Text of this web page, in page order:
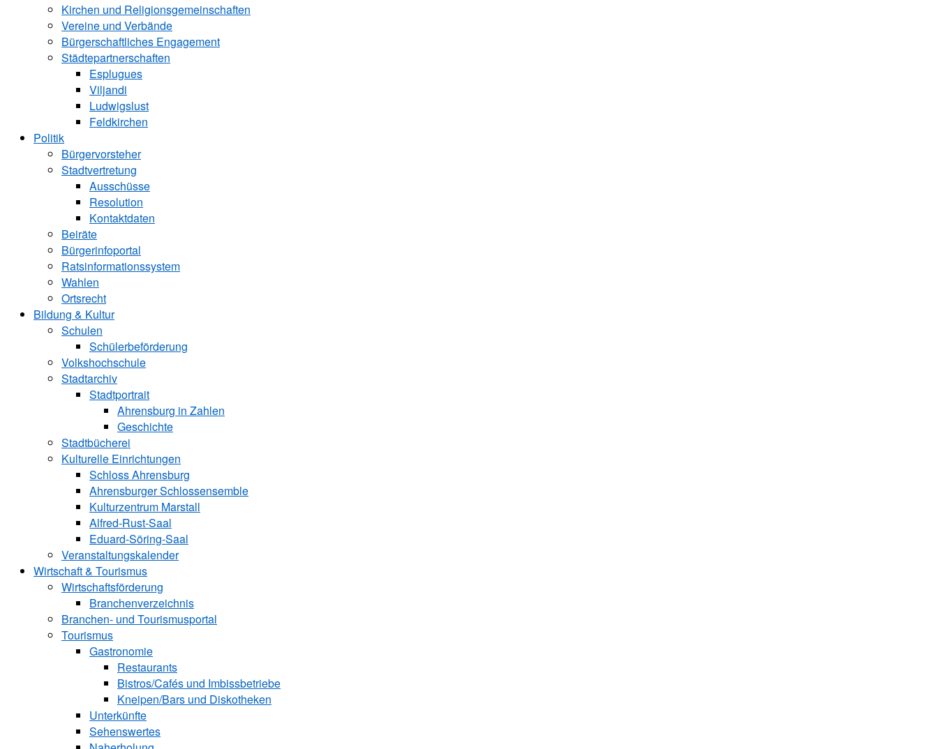
Kirchen und ­Religionsgemeinschaften
Vereine und Verbände
Bürgerschaftliches Engagement
Städtepartnerschaften
Esplugues
Viljandi
Ludwigslust
Feldkirchen
Politik
Bürgervorsteher
Stadtvertretung
Ausschüsse
Resolution
Kontaktdaten
Beiräte
Bürgerinfoportal
Ratsinformationssystem
Wahlen
Ortsrecht
Bildung & Kultur
Schulen
Schülerbeförderung
Volkshochschule
Stadtarchiv
Stadtportrait
Ahrensburg in Zahlen
Geschichte
Stadtbücherei
Kulturelle Einrichtungen
Schloss Ahrensburg
Ahrensburger Schlossensemble
Kulturzentrum Marstall
Alfred-Rust-Saal
Eduard-Söring-Saal
Veranstaltungskalender
Wirtschaft & Tourismus
Wirtschaftsförderung
Branchenverzeichnis
Branchen- und Tourismusportal
Tourismus
Gastronomie
Restaurants
Bistros/Cafés und Imbissbetriebe
Kneipen/Bars und Diskotheken
Unterkünfte
Sehenswertes